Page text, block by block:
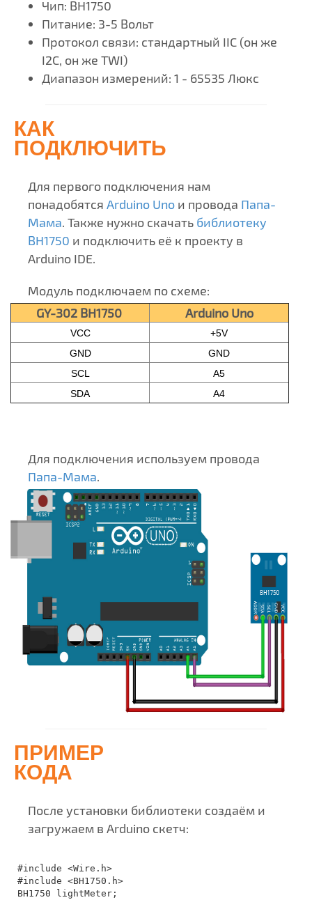
Чип: BH1750
Питание: 3-5 Вольт
Протокол связи: стандартный IIC (он же
I2C, он же TWI)
Диапазон измерений: 1 - 65535 Люкс
КАК
ПОДКЛЮЧИТЬ
Для первого подключения нам
понадобятся Arduino Uno и провода Папа-
Мама. Также нужно скачать библиотеку
BH1750 и подключить её к проекту в
Arduino IDE.
Модуль подключаем по схеме:
GY-302 BH1750
Arduino Uno
VCC
+5V
GND
GND
SCL
A5
SDA
A4
Для подключения используем провода
Папа-Мама.
ПРИМЕР
КОДА
После установки библиотеки создаём и
загружаем в Arduino скетч:
#include <Wire.h>
#include <BH1750.h>
BH1750 lightMeter;